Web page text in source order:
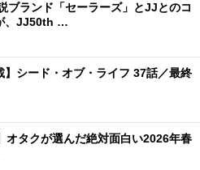
ブランド「セーラーズ」とJJとのコ
、JJ50th …
】シード・オブ・ライフ 37話／最終
オタクが選んだ絶対面白い2026年春